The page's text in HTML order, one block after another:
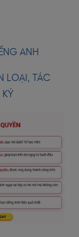
ANH
LOẠI, TÁC